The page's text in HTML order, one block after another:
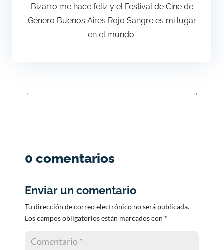
Bizarro me hace feliz y el Festival de Cine de
Género Buenos Aires Rojo Sangre es mi lugar
en el mundo.
← →
0 comentarios
Enviar un comentario
Tu dirección de correo electrónico no será publicada.
Los campos obligatorios están marcados con *